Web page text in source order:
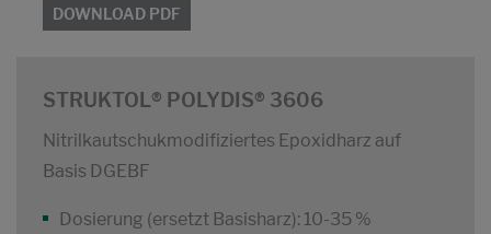
DOWNLOAD PDF
STRUKTOL® POLYDIS® 3606
Nitrilkautschukmodifiziertes Epoxidharz auf
Basis DGEBF
Dosierung (ersetzt Basisharz): 10-35 %